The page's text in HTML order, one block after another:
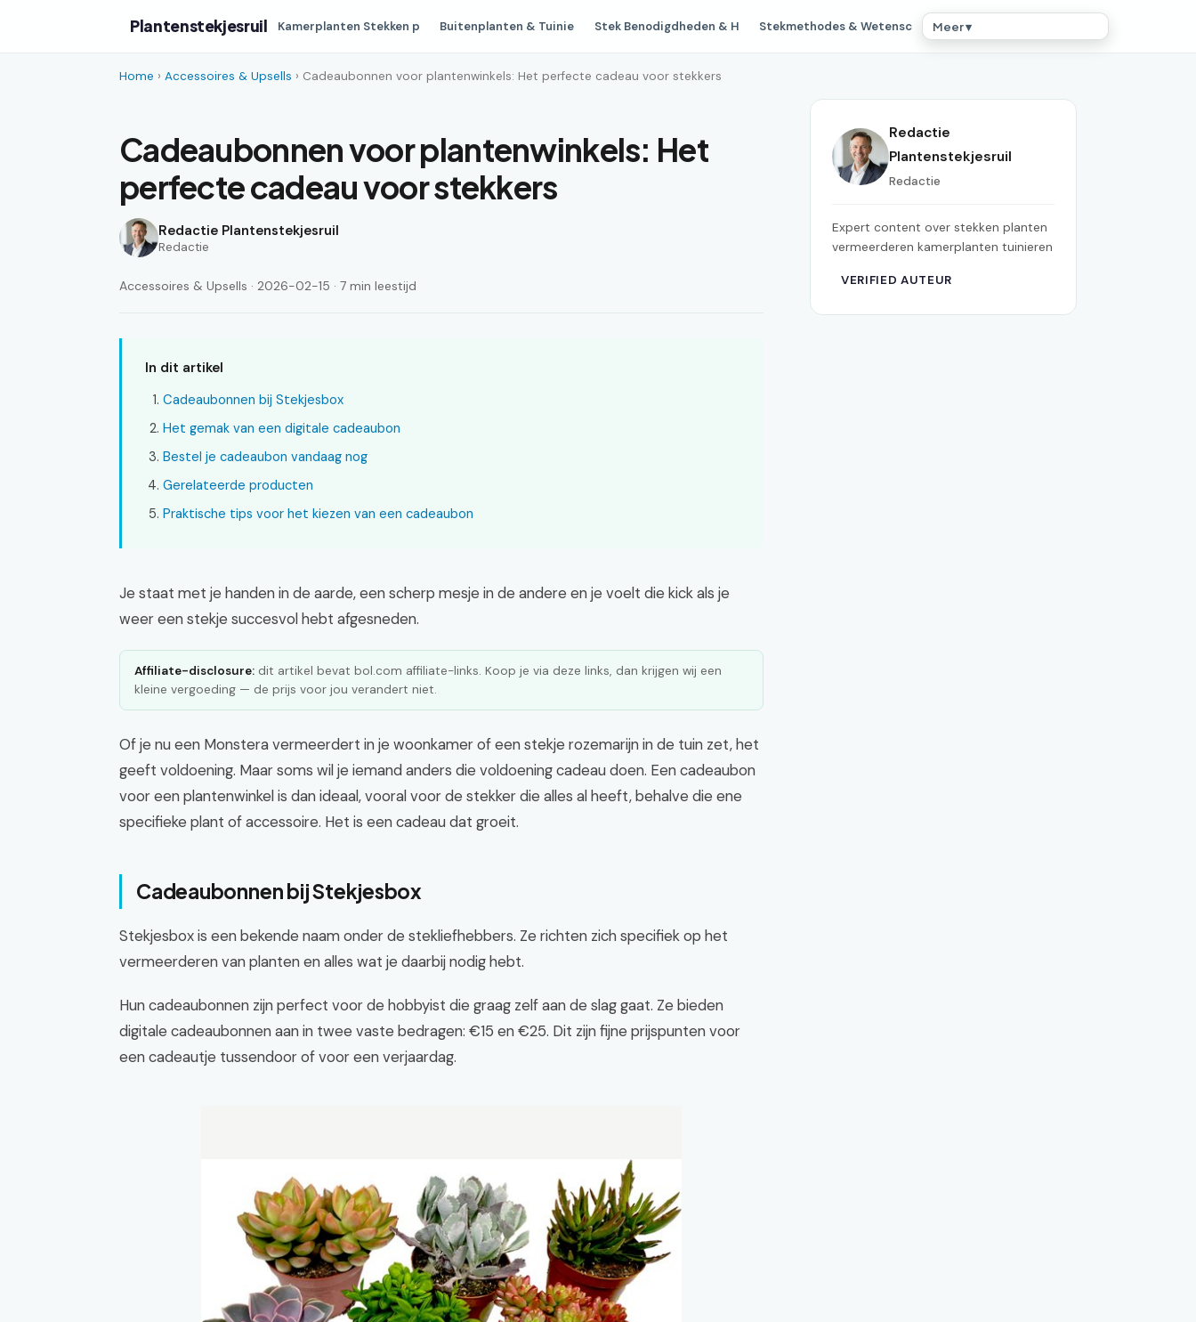
Plantenstekjesruil Kamerplanten Stekken p Buitenplanten & Tuinie Stek Benodigdheden & H Stekmethodes & Wetensc Meer ▾
Home › Accessoires & Upsells › Cadeaubonnen voor plantenwinkels: Het perfecte cadeau voor stekkers
Cadeaubonnen voor plantenwinkels: Het
perfecte cadeau voor stekkers
Redactie Plantenstekjesruil
Redactie
Accessoires & Upsells · 2026-02-15 · 7 min leestijd
In dit artikel
Cadeaubonnen bij Stekjesbox
Het gemak van een digitale cadeaubon
Bestel je cadeaubon vandaag nog
Gerelateerde producten
Praktische tips voor het kiezen van een cadeaubon
Je staat met je handen in de aarde, een scherp mesje in de andere en je voelt die kick als je
weer een stekje succesvol hebt afgesneden.
Affiliate-disclosure: dit artikel bevat bol.com affiliate-links. Koop je via deze links, dan krijgen wij een
kleine vergoeding — de prijs voor jou verandert niet.
Of je nu een Monstera vermeerdert in je woonkamer of een stekje rozemarijn in de tuin zet, het
geeft voldoening. Maar soms wil je iemand anders die voldoening cadeau doen. Een cadeaubon
voor een plantenwinkel is dan ideaal, vooral voor de stekker die alles al heeft, behalve die ene
specifieke plant of accessoire. Het is een cadeau dat groeit.
Cadeaubonnen bij Stekjesbox
Stekjesbox is een bekende naam onder de stekliefhebbers. Ze richten zich specifiek op het
vermeerderen van planten en alles wat je daarbij nodig hebt.
Hun cadeaubonnen zijn perfect voor de hobbyist die graag zelf aan de slag gaat. Ze bieden
digitale cadeaubonnen aan in twee vaste bedragen: €15 en €25. Dit zijn fijne prijspunten voor
een cadeautje tussendoor of voor een verjaardag.
Redactie
Plantenstekjesruil
Redactie
Expert content over stekken planten
vermeerderen kamerplanten tuinieren
VERIFIED AUTEUR